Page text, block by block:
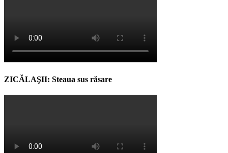
ZICĂLAŞII: Steaua sus răsare